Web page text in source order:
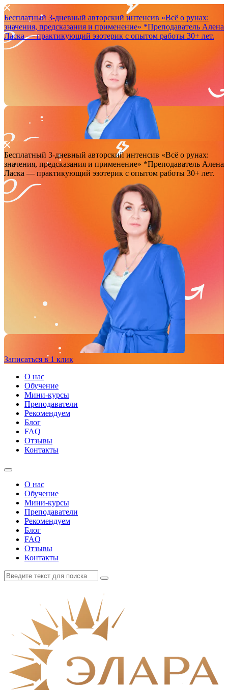
Бесплатный 3-дневный авторский интенсив «Всё о рунах:
значения, предсказания и применение» *Преподаватель Аленa
Ласка — практикующий эзотерик с опытом работы 30+ лет.
Бесплатный 3-дневный авторский интенсив «Всё о рунах:
значения, предсказания и применение» *Преподаватель Аленa
Ласка — практикующий эзотерик с опытом работы 30+ лет.
Записаться в 1 клик
О нас
Обучение
Мини-курсы
Преподаватели
Рекомендуем
Блог
FAQ
Отзывы
Контакты
О нас
Обучение
Мини-курсы
Преподаватели
Рекомендуем
Блог
FAQ
Отзывы
Контакты